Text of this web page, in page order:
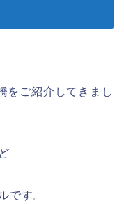
をご紹介してきまし
です。